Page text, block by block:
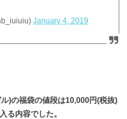
January 4, 2019
)の福袋の値段は10,000円(税抜)
る内容でした。